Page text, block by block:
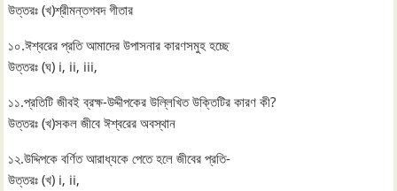
উত্তরঃ (খ)শ্রীমন্তগবদ গীতার
১০.ঈশ্বরের প্রতি আমাদের উপাসনার কারণসমুহ হচ্ছে
উত্তরঃ (ঘ) i, ii, iii,
১১.প্রতিটি জীবই ব্রক্ষ-উদ্দীপকের উল্লিখিত উক্তিটির কারণ কী?
উত্তরঃ (খ)সকল জীবে ঈশ্বরের অবস্থান
১২.উদ্দিপকে বর্ণিত আরাধ্যকে পেতে হলে জীবের প্রতি-
উত্তরঃ (খ) i, ii,